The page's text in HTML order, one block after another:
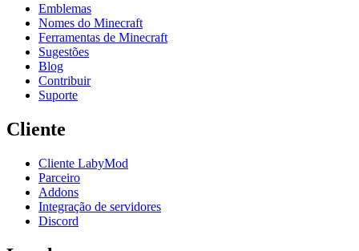
Emblemas
Nomes do Minecraft
Ferramentas de Minecraft
Sugestões
Blog
Contribuir
Suporte
Cliente
Cliente LabyMod
Parceiro
Addons
Integração de servidores
Discord